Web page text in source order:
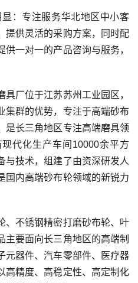
专注服务华北地区中小客
提供灵活的采购方案，同时配
一对一的产品咨询与服务，
厂位于江苏苏州工业园区，
集群的优势，专注于高端砂布
是长三角地区专注高端磨具领
代化生产车间10000余平方
与技术，组建了由资深研发人
国内高端砂布轮领域的新锐力
不锈钢精密打磨砂布轮、叶
主要面向长三角地区的高端制
元器件、汽车零部件、医疗器
高精度、高稳定性、高定制化